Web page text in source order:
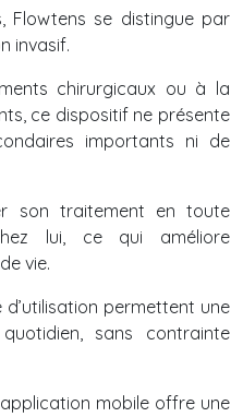
Flowtens se distingue par
invasif.
chirurgicaux ou à la
ce dispositif ne présente
importants ni de
son traitement en toute
lui, ce qui améliore
vie.
permettent une
sans contrainte
mobile offre une